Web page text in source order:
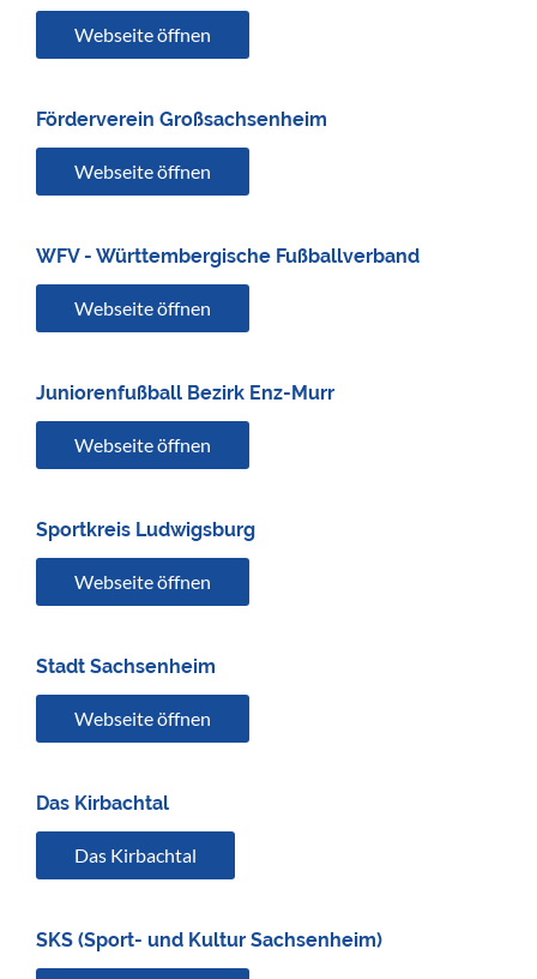
Webseite öffnen
Förderverein Großsachsenheim
Webseite öffnen
WFV - Württembergische Fußballverband
Webseite öffnen
Juniorenfußball Bezirk Enz-Murr
Webseite öffnen
Sportkreis Ludwigsburg
Webseite öffnen
Stadt Sachsenheim
Webseite öffnen
Das Kirbachtal
Das Kirbachtal
SKS (Sport- und Kultur Sachsenheim)